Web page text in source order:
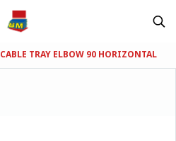
CABLE TRAY ELBOW 90 HORIZONTAL